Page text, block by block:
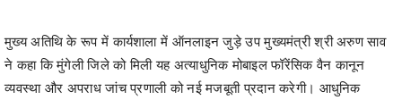
मुख्य अतिथि के रूप में कार्यशाला में ऑनलाइन जुड़े उप मुख्यमंत्री श्री अरुण साव
ने कहा कि मुंगेली जिले को मिली यह अत्याधुनिक मोबाइल फॉरेंसिक वैन कानून
व्यवस्था और अपराध जांच प्रणाली को नई मजबूती प्रदान करेगी। आधुनिक